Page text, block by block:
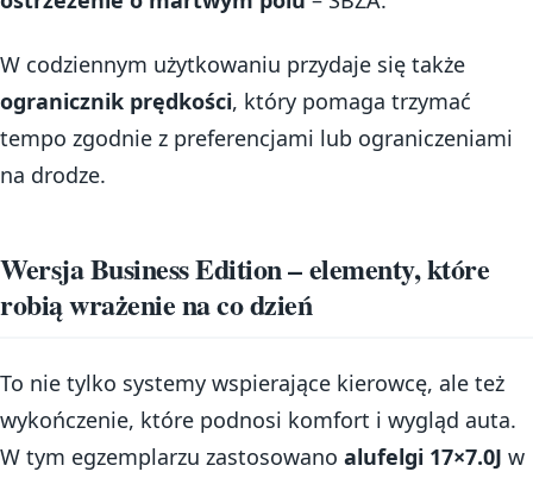
W codziennym użytkowaniu przydaje się także
ogranicznik prędkości, który pomaga trzymać
tempo zgodnie z preferencjami lub ograniczeniami
na drodze.
Wersja Business Edition – elementy, które
robią wrażenie na co dzień
To nie tylko systemy wspierające kierowcę, ale też
wykończenie, które podnosi komfort i wygląd auta.
W tym egzemplarzu zastosowano alufelgi 17×7.0J w